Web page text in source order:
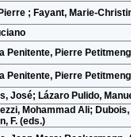
; Fayant, Marie-
Penitente, Pierre
Penitente, Pierre
José; Lázaro Pulido,
Mohammad Ali;
F. (eds.)